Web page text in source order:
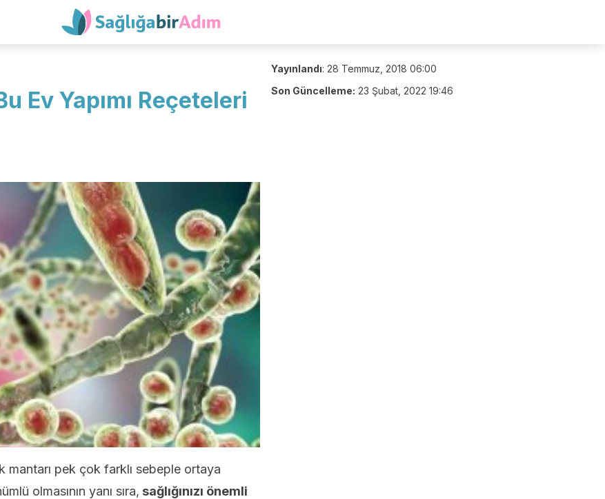
Ev Yapımı Reçeteleri
mantarı pek çok farklı sebeple ortaya
olmasının yanı sıra, sağlığınızı önemli
Yayınlandı: 28 Temmuz, 2018 06:00
Son Güncelleme: 23 Şubat, 2022 19:46